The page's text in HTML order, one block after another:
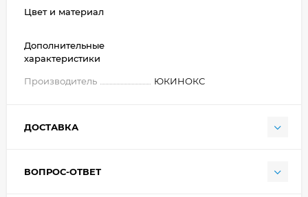
Цвет и материал
Дополнительные
характеристики
Производитель ЮКИНОКС
ДОСТАВКА
ВОПРОС-ОТВЕТ